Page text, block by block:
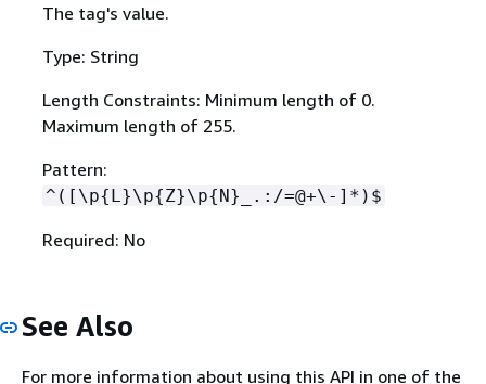
The tag's value.
Type: String
Length Constraints: Minimum length of 0.
Maximum length of 255.
Pattern:
^([\p{L}\p{Z}\p{N}_.:/=@+\-]*)$
Required: No
See Also
For more information about using this API in one of the